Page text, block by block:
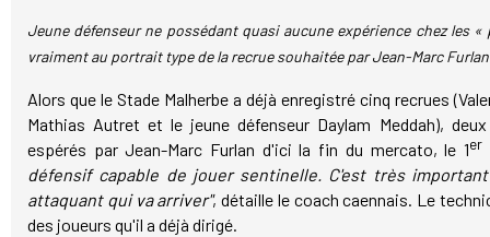
Jeune défenseur ne possédant quasi aucune expérience chez les
vraiment au portrait type de la recrue souhaitée par Jean-Marc
Alors que le Stade Malherbe a déjà enregistré cinq recrues
Mathias Autret et le jeune défenseur Daylam Meddah),
espérés par Jean-Marc Furlan d'ici la fin du mercato, le 1er
défensif capable de jouer sentinelle. C'est très
attaquant qui va arriver", détaille le coach caennais. Le
des joueurs qu'il a déjà dirigé.